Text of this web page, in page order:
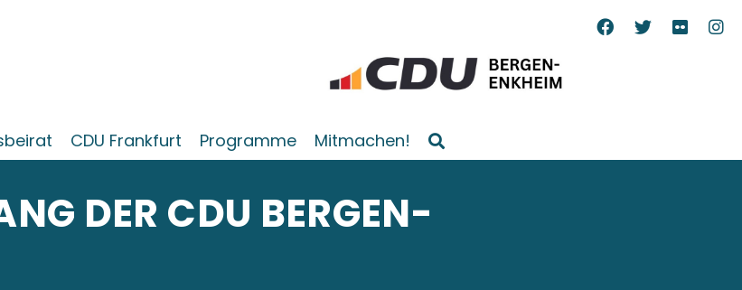
CDU Frankfurt Programme Mitmachen!
DER CDU BERGEN-